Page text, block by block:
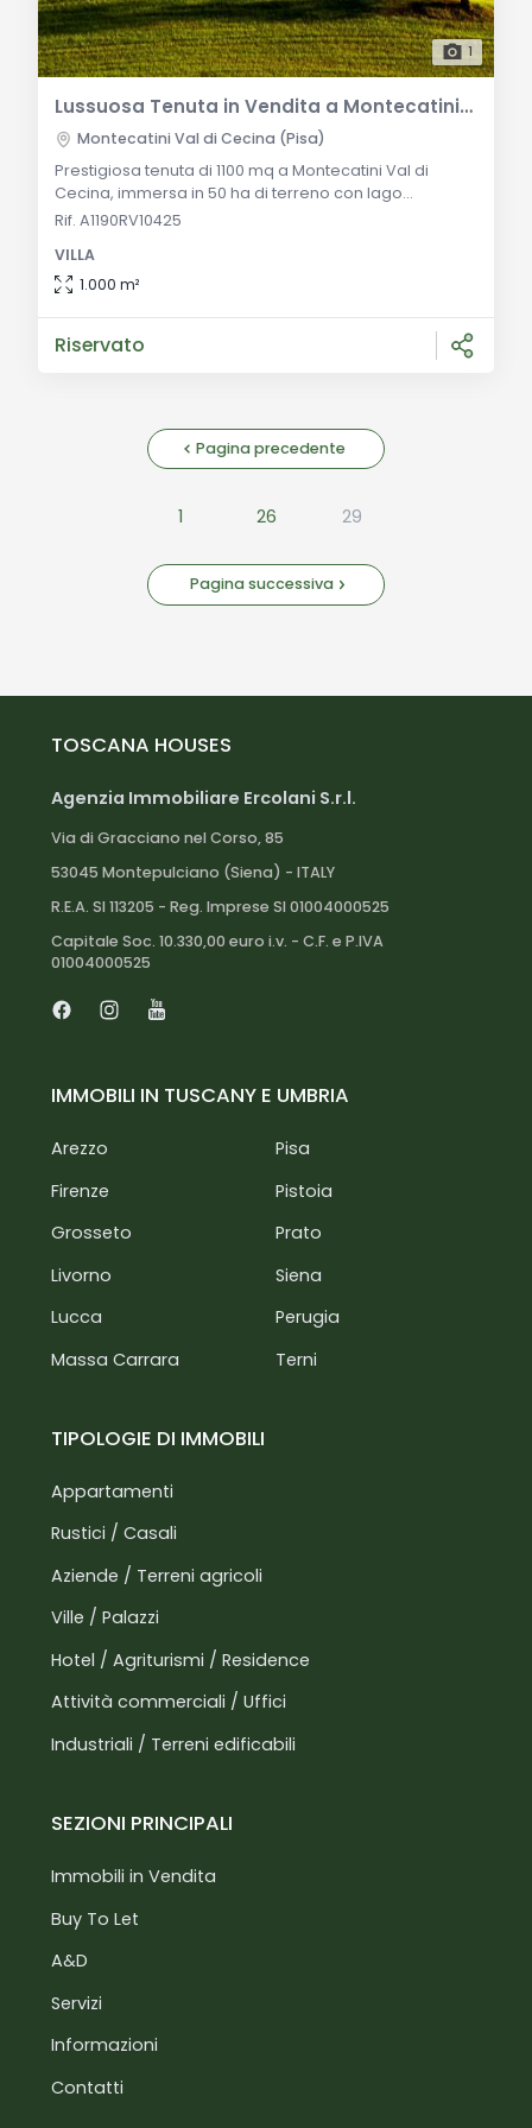
1
Lussuosa Tenuta in Vendita a Montecatini Val di Cecina
Montecatini Val di Cecina (Pisa)
Prestigiosa tenuta di 1100 mq a Montecatini Val di
Cecina, immersa in 50 ha di terreno con lago
artificiale, uliveti e vigneti, e una vista mozzafiato sulle
Questa tenuta di lusso, situata a Montecatini Val di
Cecina, si estende su una superficie di 1100 mq e
Rif. A1190RV10425
VILLA
1.000 m²
Riservato
Pagina precedente
1 26 29
Pagina successiva
TOSCANA HOUSES
Agenzia Immobiliare Ercolani S.r.l.
Via di Gracciano nel Corso, 85
53045 Montepulciano (Siena) - ITALY
R.E.A. SI 113205 - Reg. Imprese SI 01004000525
Capitale Soc. 10.330,00 euro i.v. - C.F. e P.IVA
01004000525
IMMOBILI IN TUSCANY E UMBRIA
Arezzo
Firenze
Grosseto
Livorno
Lucca
Massa Carrara
Pisa
Pistoia
Prato
Siena
Perugia
Terni
TIPOLOGIE DI IMMOBILI
Appartamenti
Rustici / Casali
Aziende / Terreni agricoli
Ville / Palazzi
Hotel / Agriturismi / Residence
Attività commerciali / Uffici
Industriali / Terreni edificabili
SEZIONI PRINCIPALI
Immobili in Vendita
Buy To Let
A&D
Servizi
Informazioni
Contatti